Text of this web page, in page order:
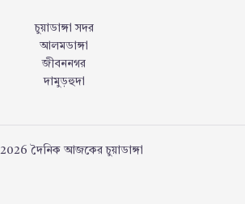
চুয়াডাঙ্গা সদর
আলমডাঙ্গা
জীবননগর
দামুড়হুদা
দৈনিক আজকের চুয়াডাঙ্গা